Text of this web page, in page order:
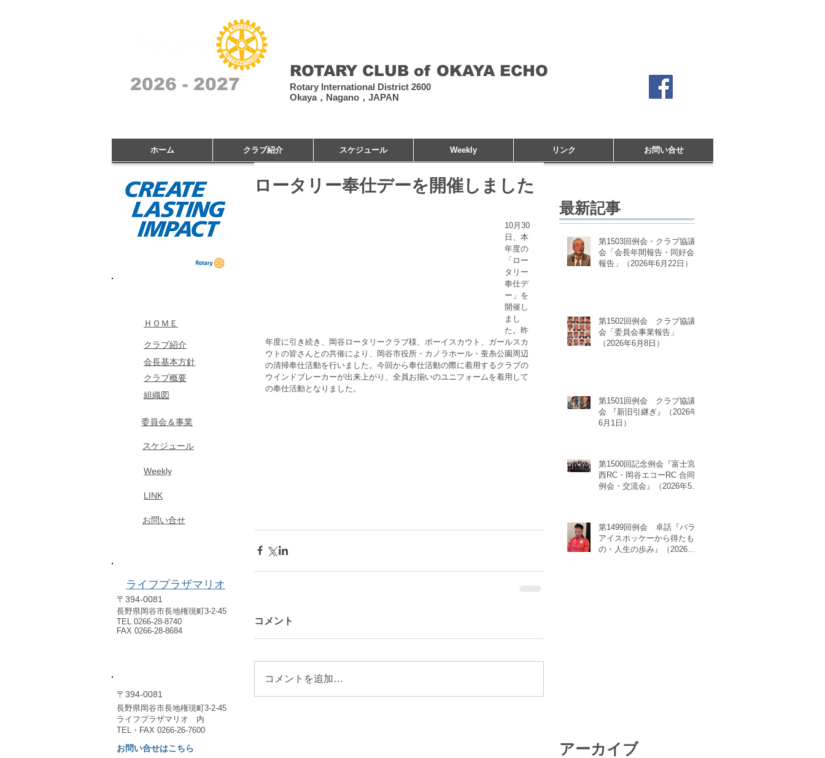
2026 - 2027
ROTARY CLUB of OKAYA ECHO
Rotary International District 2600
Okaya，Nagano，JAPAN
ホーム クラブ紹介 スケジュール Weekly リンク お問い合せ
ロータリー奉仕デーを開催しました
10月30
日、本
年度の
「ロー
タリー
奉仕デ
ー」を
開催し
まし
た。昨
年度に引き続き、岡谷ロータリークラブ様、ボーイスカウト、ガールスカ
ウトの皆さんとの共催により、岡谷市役所・カノラホール・蚕糸公園周辺
の清掃奉仕活動を行いました。今回から奉仕活動の際に着用するクラブの
ウインドブレーカーが出来上がり、全員お揃いのユニフォームを着用して
の奉仕活動となりました。
コメント
コメントを追加…
最新記事
第1503回例会・クラブ協議
会「会長年間報告・同好会
報告」（2026年6月22日）
第1502回例会 クラブ協議
会「委員会事業報告」
（2026年6月8日）
第1501回例会 クラブ協議
会 『新旧引継ぎ』（2026年
6月1日）
第1500回記念例会『富士宮
西RC・岡谷エコーRC 合同
例会・交流会』（2026年5月
第1499回例会 卓話『パラ
アイスホッケーから得たも
の・人生の歩み』（2026年5
アーカイブ
ライフプラザマリオ
〒394-0081
長野県岡谷市長地権現町3-2-45
TEL 0266-28-8740
FAX 0266-28-8684
​ＨＯＭＥ
クラブ紹介
​会長基本方針
​クラブ概要
組織図
​委員会＆事業
​スケジュール
​Weekly
LINK
​お問い合せ
〒394-0081
長野県岡谷市長地権現町3-2-45
​ライフプラザマリオ 内
TEL・FAX 0266-26-7600
お問い合せはこちら